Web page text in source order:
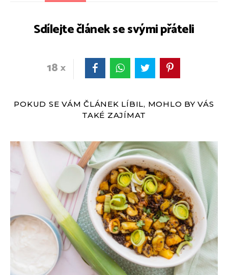
Sdílejte článek se svými přáteli
18
POKUD SE VÁM ČLÁNEK LÍBIL, MOHLO BY VÁS
TAKÉ ZAJÍMAT